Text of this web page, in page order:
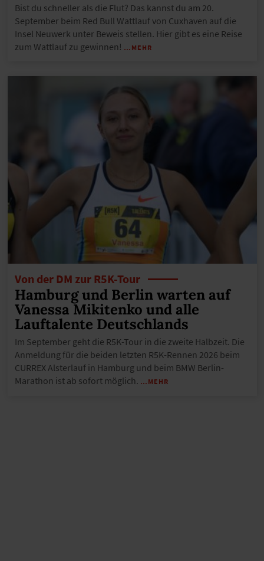
Bist du schneller als die Flut? Das kannst du am 20.
September beim Red Bull Wattlauf von Cuxhaven auf die
Insel Neuwerk unter Beweis stellen. Hier gibt es eine Reise
zum Wattlauf zu gewinnen! …MEHR
Von der DM zur R5K-Tour
Hamburg und Berlin warten auf
Vanessa Mikitenko und alle
Lauftalente Deutschlands
Im September geht die R5K-Tour in die zweite Halbzeit. Die
Anmeldung für die beiden letzten R5K-Rennen 2026 beim
CURREX Alsterlauf in Hamburg und beim BMW Berlin-
Marathon ist ab sofort möglich. …MEHR